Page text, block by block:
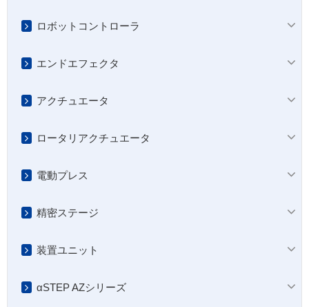
ロボットコントローラ
エンドエフェクタ
アクチュエータ
ロータリアクチュエータ
電動プレス
精密ステージ
装置ユニット
αSTEP AZシリーズ